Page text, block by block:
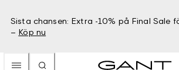
Sista chansen: Extra -10% på Final Sale
– Köp nu